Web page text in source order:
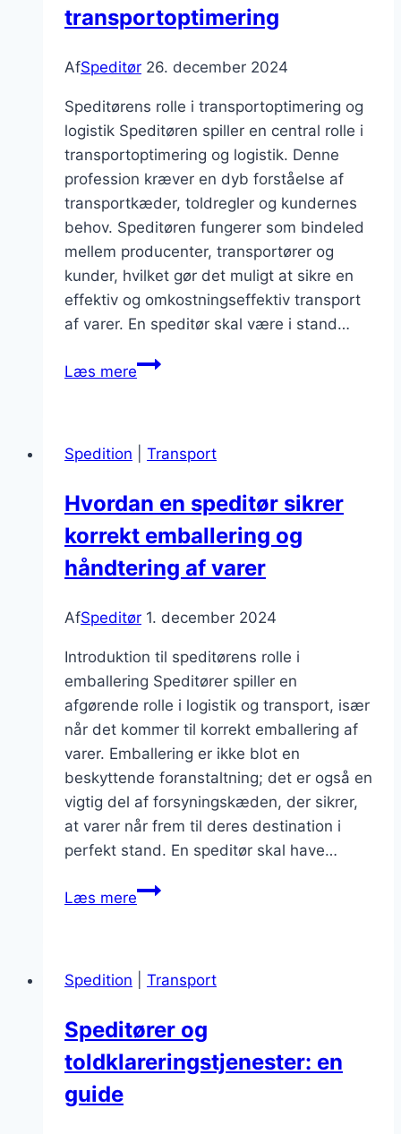
transportoptimering
AfSpeditør 26. december 2024
Speditørens rolle i transportoptimering og
logistik Speditøren spiller en central rolle i
transportoptimering og logistik. Denne
profession kræver en dyb forståelse af
transportkæder, toldregler og kundernes
behov. Speditøren fungerer som bindeled
mellem producenter, transportører og
kunder, hvilket gør det muligt at sikre en
effektiv og omkostningseffektiv transport
af varer. En speditør skal være i stand…
Læs mereSpeditør
transportoptimering
Spedition Transport
Hvordan en speditør sikrer
korrekt emballering og
håndtering af varer
AfSpeditør 1. december 2024
Introduktion til speditørens rolle i
emballering Speditører spiller en
afgørende rolle i logistik og transport, især
når det kommer til korrekt emballering af
varer. Emballering er ikke blot en
beskyttende foranstaltning; det er også en
vigtig del af forsyningskæden, der sikrer,
at varer når frem til deres destination i
perfekt stand. En speditør skal have…
Læs mereHvordan
korrekt
og
håndtering
Spedition Transport
Speditører og
toldklareringstjenester: en
guide